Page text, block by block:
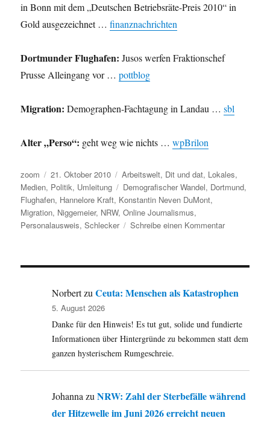
in Bonn mit dem „Deutschen Betriebsräte-Preis 2010“ in
Gold ausgezeichnet …finanznachrichten
Dortmunder Flughafen: Jusos werfen Fraktionschef
Prusse Alleingang vor …pottblog
Migration: Demographen-Fachtagung in Landau …sbl
Alter „Perso“: geht weg wie nichts …wpBrilon
Autor
zoom
Veröffentlicht
am
21. Oktober 2010 Kategorien
Arbeitswelt, Dit und dat, Lokales,
Medien, Politik, Umleitung Schlagwörter
Demografischer Wandel, Dortmund,
Flughafen, Hannelore Kraft, Konstantin Neven DuMont,
Migration, Niggemeier, NRW,Online Journalismus,
Personalausweis,Schlecker Schreibe einen Kommentarzu
Regierung,
Schlecker,
mehr.
NorbertzuCeuta: Menschen als Katastrophen
5. August 2026
Danke für den Hinweis! Es tut gut, solide und fundierte
Informationen über Hintergründe zu bekommen statt dem
ganzen hysterischem Rumgeschreie.
JohannazuNRW: Zahl der Sterbefälle während
der Hitzewelle im Juni 2026 erreicht neuen